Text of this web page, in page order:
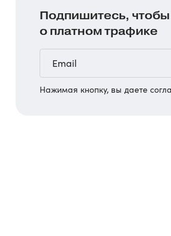
Подпишитесь,
о платном трафике
Нажимая кнопку, вы даете